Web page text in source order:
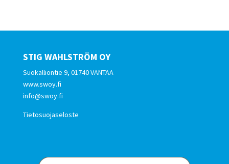
STIG WAHLSTRÖM OY
Suokalliontie 9, 01740 VANTAA
www.swoy.fi
info@swoy.fi
Tietosuojaseloste